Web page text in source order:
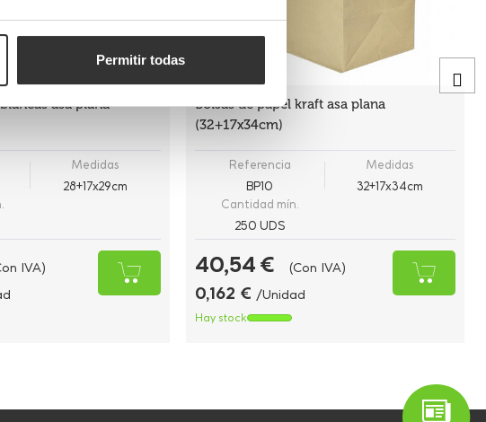
Permitir todas
asa plana
Medidas
28+17x29cm
IVA)
Bolsas de papel kraft asa plana
(32+17x34cm)
Referencia
BP10
Medidas
32+17x34cm
Cantidad mín.
250 UDS
40,54 € (Con IVA)
0,162 € /Unidad
Hay stock